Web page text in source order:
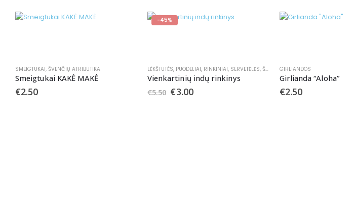
SMEIGTUKAI, ŠVENČIŲ ATRIBUTIKA
Smeigtukai KAKĖ MAKĖ
€2.50
-45%
LĖKŠTUTĖS, PUODELIAI, RINKINIAI, SERVETĖLĖS, ŠIAUDELIAI ,ŠVENČIŲ ATRIBUTIKA
Vienkartinių indų rinkinys
€5.50 €3.00
GIRLIANDOS
Girlianda “Aloha”
€2.50